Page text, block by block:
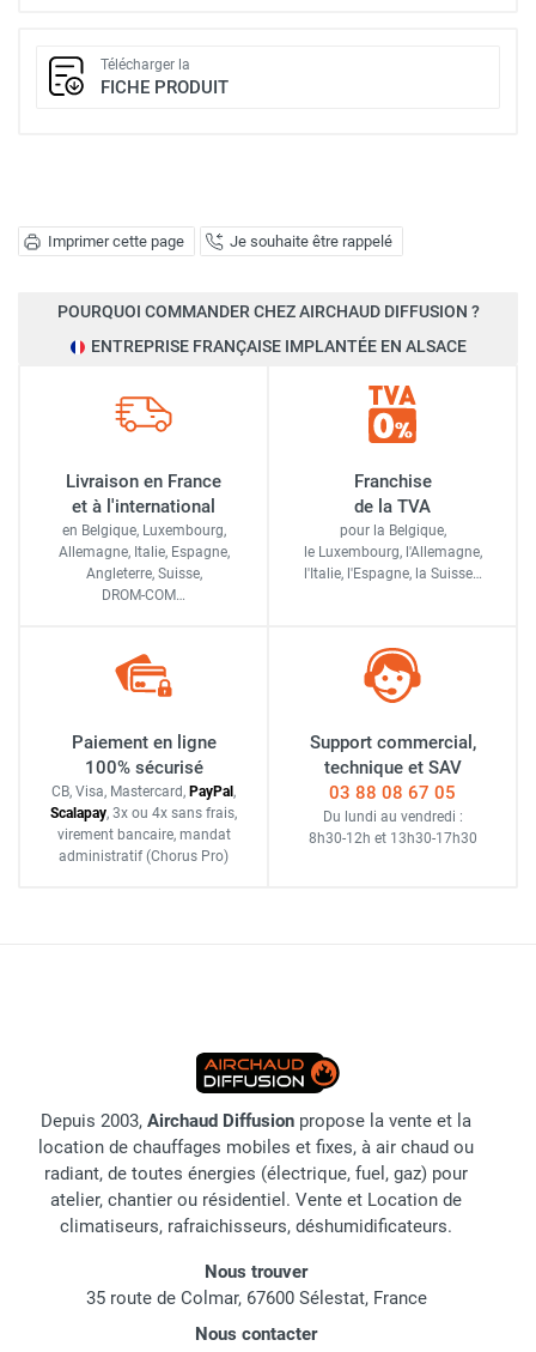
Imprimer cette page Je souhaite être rappelé
Télécharger la
FICHE PRODUIT
POURQUOI COMMANDER CHEZ AIRCHAUD DIFFUSION ?
ENTREPRISE FRANÇAISE IMPLANTÉE EN ALSACE
Livraison en France
et à l'international
en Belgique, Luxembourg,
Allemagne, Italie, Espagne,
Angleterre, Suisse,
DROM-COM…
Franchise
de la TVA
pour la Belgique,
le Luxembourg, l'Allemagne,
l'Italie, l'Espagne, la Suisse…
Paiement en ligne
100% sécurisé
CB, Visa, Mastercard, PayPal ,
Scalapay, 3x ou 4x sans frais,
virement bancaire, mandat
administratif (Chorus Pro)
Support commercial,
technique et SAV
03 88 08 67 05
Du lundi au vendredi :
8h30-12h et 13h30-17h30
Depuis 2003, Airchaud Diffusion propose la vente et la
location de chauffages mobiles et fixes, à air chaud ou
radiant, de toutes énergies (électrique, fuel, gaz) pour
atelier, chantier ou résidentiel. Vente et Location de
climatiseurs, rafraichisseurs, déshumidificateurs.
Nous trouver
35 route de Colmar, 67600 Sélestat, France
Nous contacter